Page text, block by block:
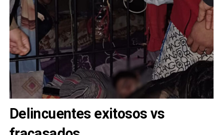
Delincuentes exitosos vs